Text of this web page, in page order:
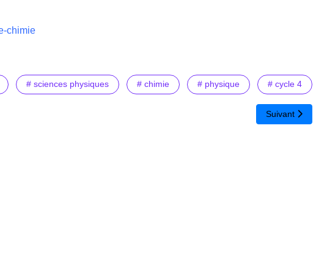
chimie
# sciences physiques # chimie # physique # cycle 4
Article suivant
Suivant